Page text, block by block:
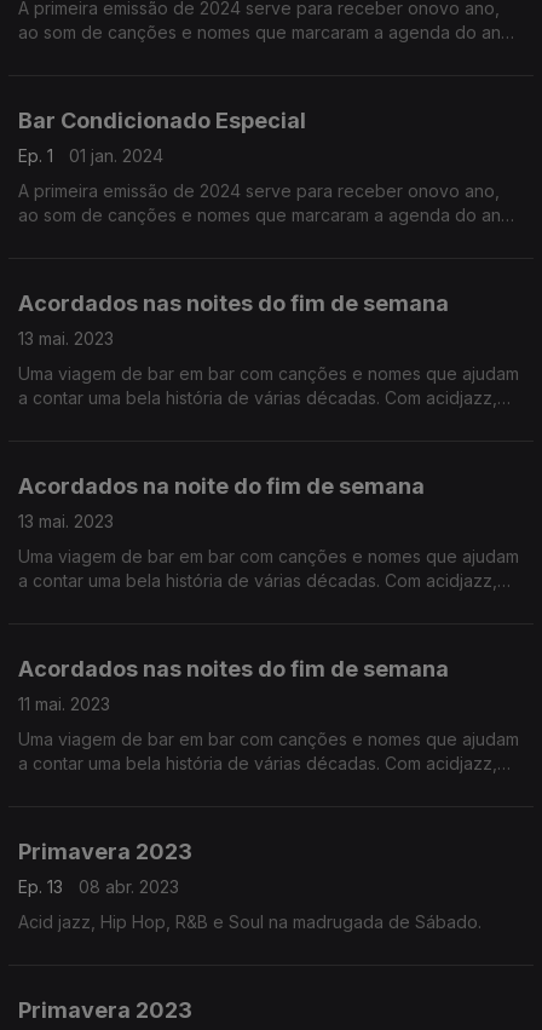
A primeira emissão de 2024 serve para receber onovo ano,
ao som de canções e nomes que marcaram a agenda do ano
Bar Condicionado Especial
Ep. 1
01 jan. 2024
A primeira emissão de 2024 serve para receber onovo ano,
ao som de canções e nomes que marcaram a agenda do ano
Acordados nas noites do fim de semana
13 mai. 2023
Uma viagem de bar em bar com canções e nomes que ajudam
a contar uma bela história de várias décadas. Com acidjazz,
Acordados na noite do fim de semana
13 mai. 2023
Uma viagem de bar em bar com canções e nomes que ajudam
a contar uma bela história de várias décadas. Com acidjazz,
Acordados nas noites do fim de semana
11 mai. 2023
Uma viagem de bar em bar com canções e nomes que ajudam
a contar uma bela história de várias décadas. Com acidjazz,
Primavera 2023
Ep. 13
08 abr. 2023
Acid jazz, Hip Hop, R&B e Soul na madrugada de Sábado.
Primavera 2023